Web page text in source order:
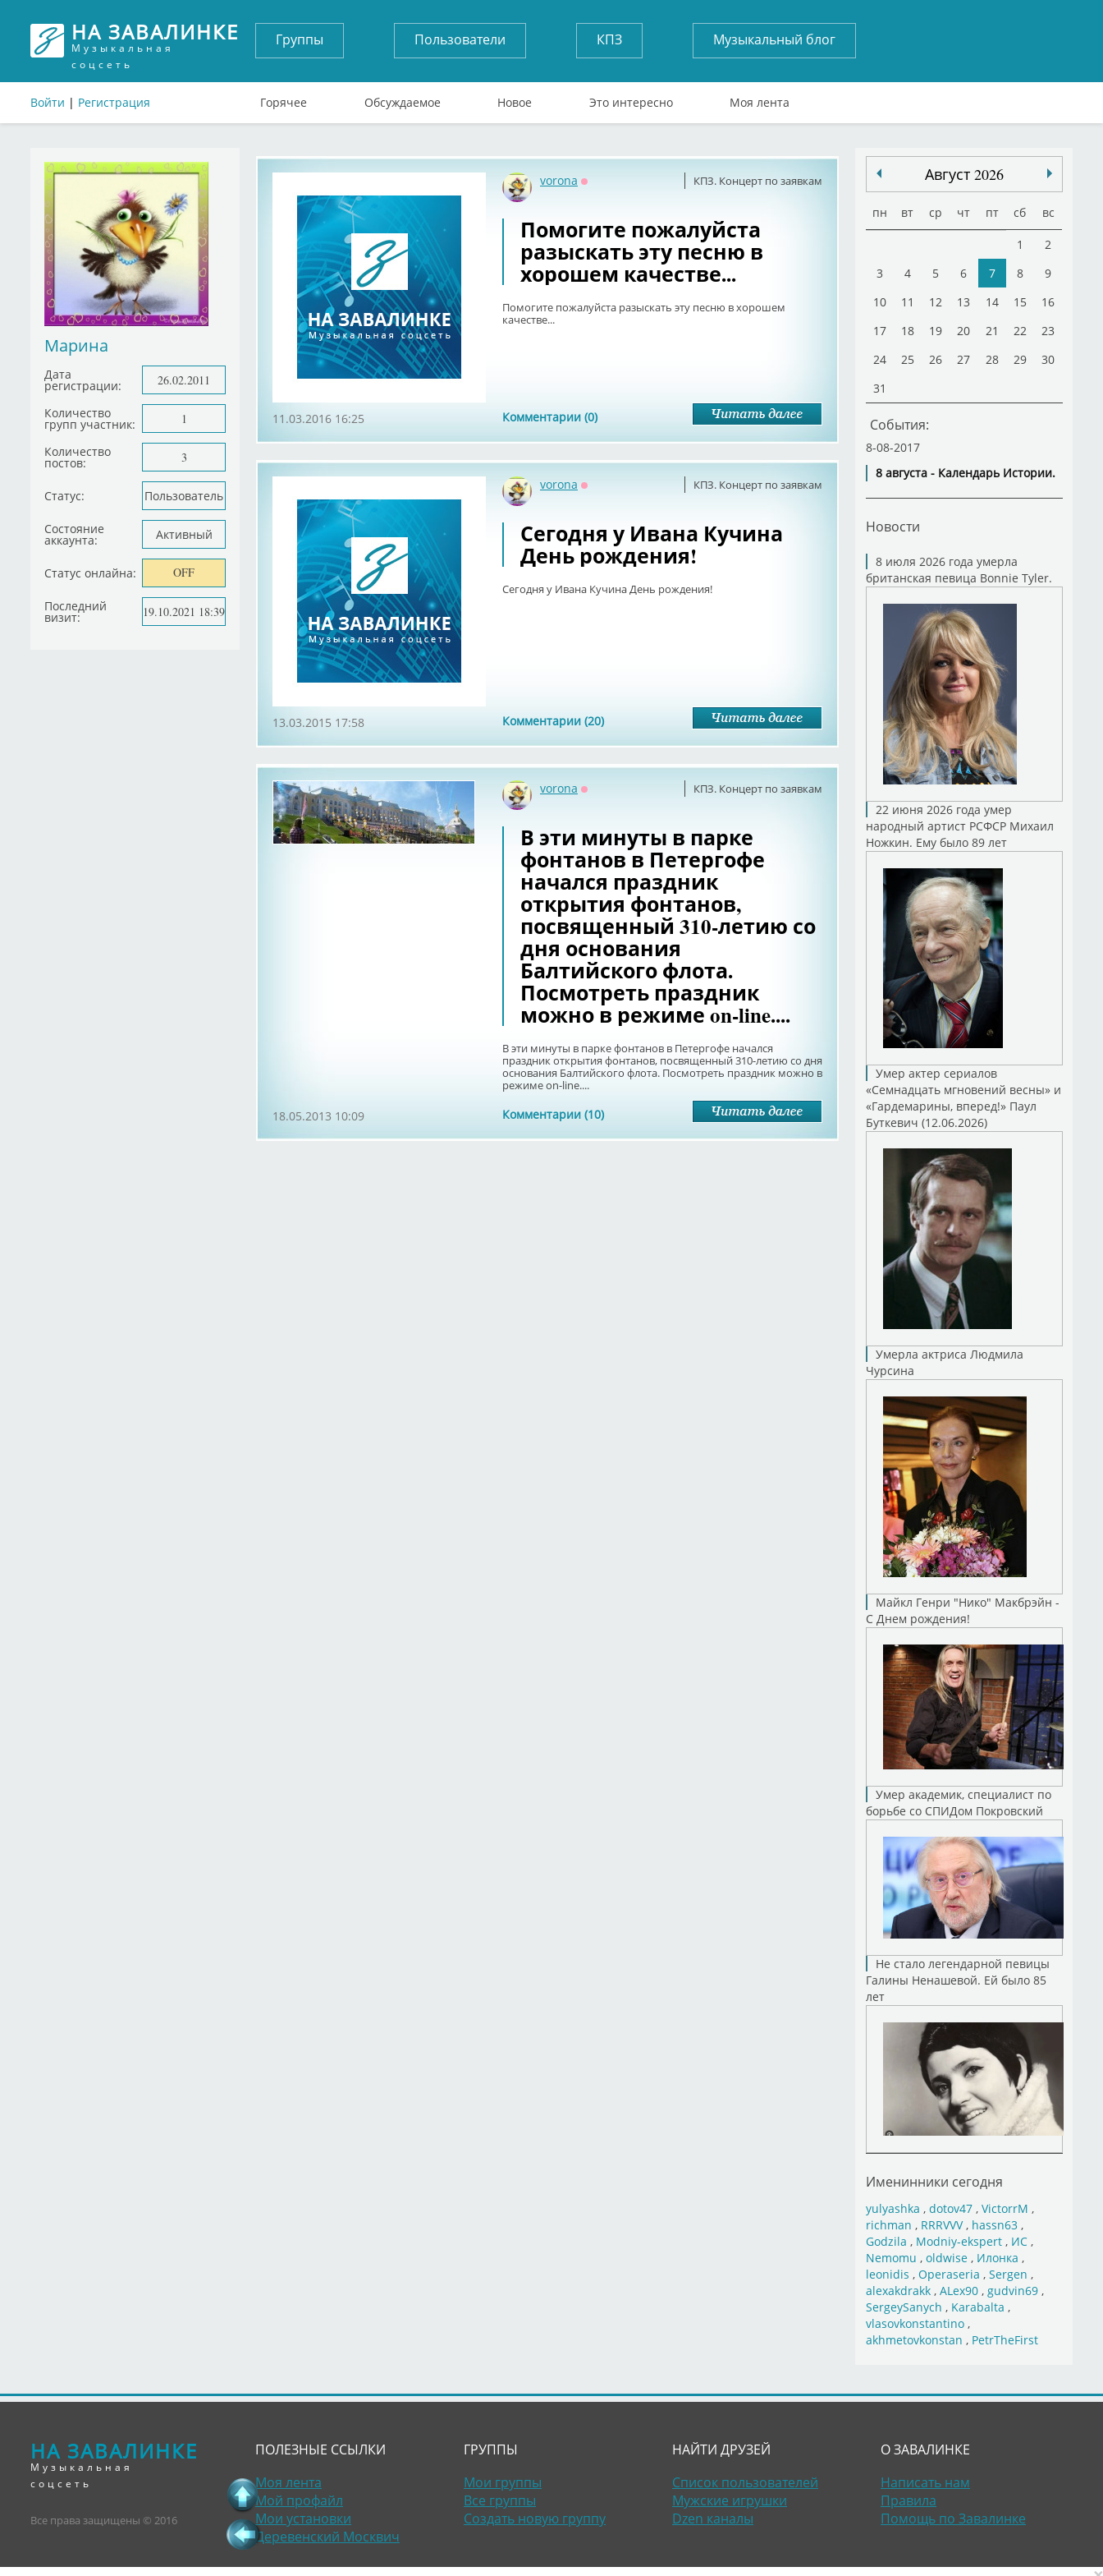
НА ЗАВАЛИНКЕ
Музыкальная
соцсеть
Войти | Регистрация
Группы Пользователи КПЗ Музыкальный блог
Горячее Обсуждаемое Новое Это интересно Моя лента
Марина
Дата
регистрации: 26.02.2011
Количество
групп участник: 1
Количество
постов: 3
Статус: Пользователь
Состояние
аккаунта: Активный
Статус онлайна: OFF
Последний
визит: 19.10.2021 18:39
КПЗ. Концерт по заявкам
vorona
Помогите пожалуйста
разыскать эту песню в
хорошем качестве...
Помогите пожалуйста разыскать эту песню в хорошем
качестве...
Комментарии (0)
11.03.2016 16:25
КПЗ. Концерт по заявкам
vorona
Сегодня у Ивана Кучина
День рождения!
Сегодня у Ивана Кучина День рождения!
Комментарии (20)
13.03.2015 17:58
КПЗ. Концерт по заявкам
vorona
В эти минуты в парке
фонтанов в Петергофе
начался праздник
открытия фонтанов,
посвященный 310-летию со
дня основания
Балтийского флота.
Посмотреть праздник
можно в режиме on-line....
В эти минуты в парке фонтанов в Петергофе начался
праздник открытия фонтанов, посвященный 310-летию со дня
основания Балтийского флота. Посмотреть праздник можно в
режиме on-line....
Комментарии (10)
18.05.2013 10:09
Август 2026
пн вт ср чт пт сб вс
1
2
3
4 5 6 7 8
9
10
11 12 13 14 15
16
17
18 19 20 21 22
23
24
25 26 27 28 29
30
31
События:
8-08-2017
8 августа - Календарь Истории.
Новости
8 июля 2026 года умерла
британская певица Bonnie Tyler.
22 июня 2026 года умер
народный артист РСФСР Михаил
Ножкин. Ему было 89 лет
Умер актер сериалов
«Семнадцать мгновений весны» и
«Гардемарины, вперед!» Паул
Буткевич (12.06.2026)
Умерла актриса Людмила
Чурсина
Майкл Генри "Нико" Макбрэйн -
С Днем рождения!
Умер академик, специалист по
борьбе со СПИДом Покровский
Не стало легендарной певицы
Галины Ненашевой. Ей было 85
лет
Именинники сегодня
yulyashka , dotov47, VictorrM ,
richman , RRRVVV, hassn63,
Godzila , Modniy-ekspert, ИС,
Nemomu , oldwise, Илонка ,
leonidis , Operaseria , Sergen ,
alexakdrakk, ALex90, gudvin69,
SergeySanych , Karabalta ,
vlasovkonstantino,
akhmetovkonstan , PetrTheFirst
НА ЗАВАЛИНКЕ
Музыкальная
соцсеть
Все права защищены © 2016
ПОЛЕЗНЫЕ ССЫЛКИ
Моя лента
Мой профайл
Мои установки
Деревенский Москвич
ГРУППЫ
Мои группы
Все группы
Создать новую группу
НАЙТИ ДРУЗЕЙ
Список пользователей
Мужские игрушки
Dzen каналы
О ЗАВАЛИНКЕ
Написать нам
Правила
Помощь по Завалинке